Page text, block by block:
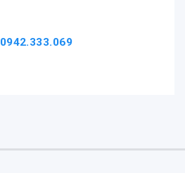
0942.333.069